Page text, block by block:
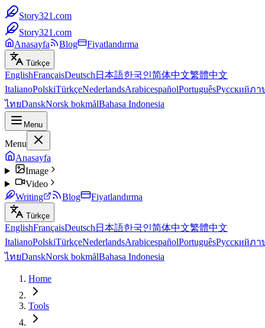
Story321.com
Story321.com
Anasayfa
Blog Fiyatlandırma
Türkçe
EnglishFrançaisDeutsch 日本語한국인简体中文繁體中文
ItalianoPolskiTürkçeNederlandsArabicespañolPortuguêsРусскийภา
ไทยDanskNorsk bokmålBahasa Indonesia
Menu
Menu
Anasayfa
Image
Video
Writing
Blog Fiyatlandırma
Türkçe
EnglishFrançaisDeutsch 日本語한국인简体中文繁體中文
ItalianoPolskiTürkçeNederlandsArabicespañolPortuguêsРусскийภา
ไทยDanskNorsk bokmålBahasa Indonesia
Home
Tools